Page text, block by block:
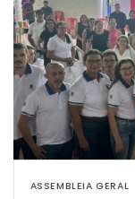
ASSEMBLEIA GERAL